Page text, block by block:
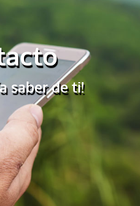
saber de ti!